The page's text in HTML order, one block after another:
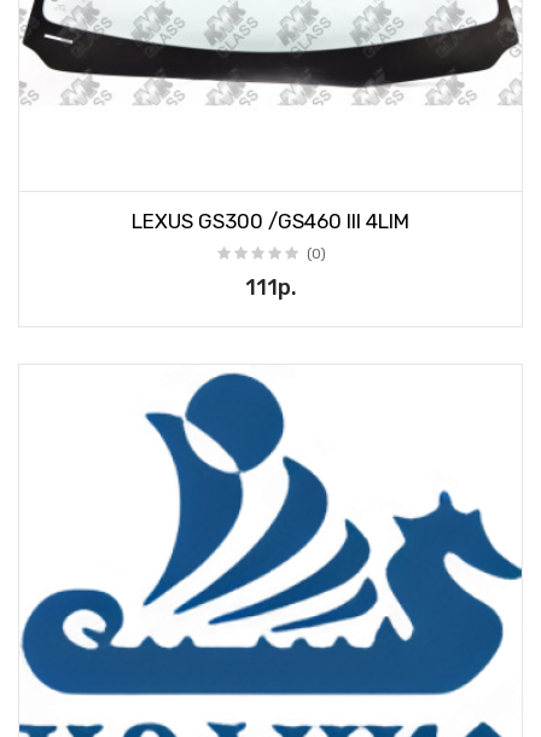
LEXUS GS300 /GS460 III 4LIM
(0)
111р.